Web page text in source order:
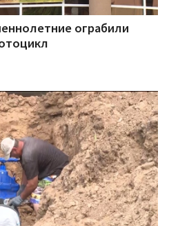
ограбили